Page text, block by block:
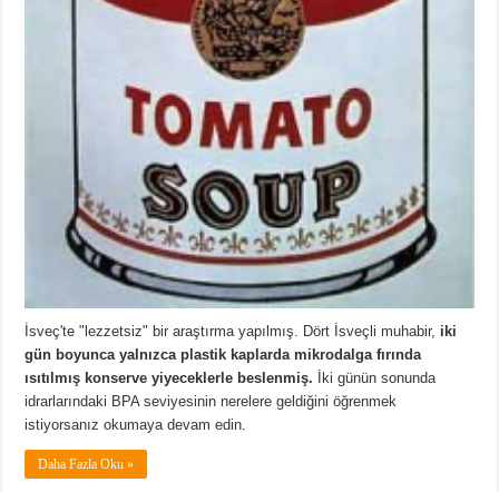
İsveç'te "lezzetsiz" bir araştırma yapılmış. Dört İsveçli muhabir, iki
gün boyunca yalnızcaplastik kaplardamikrodalga fırında
ısıtılmış konserve yiyeceklerle beslenmiş. İki günün sonunda
idrarlarındaki BPA seviyesinin nerelere geldiğini öğrenmek
istiyorsanız okumaya devam edin.
Daha Fazla Oku »